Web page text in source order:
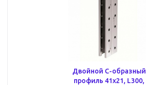
Двойной С-образный
профиль 41х21, L300,